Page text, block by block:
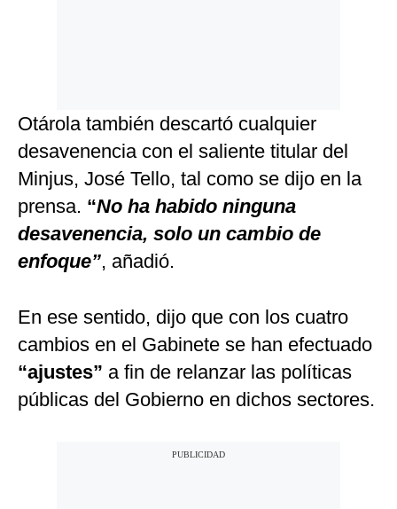
Otárola también descartó cualquier
desavenencia con el saliente titular del
Minjus, José Tello, tal como se dijo en la
prensa. “No ha habido ninguna
desavenencia, solo un cambio de
enfoque”, añadió.
En ese sentido, dijo que con los cuatro
cambios en el Gabinete se han efectuado
“ajustes” a fin de relanzar las políticas
públicas del Gobierno en dichos sectores.